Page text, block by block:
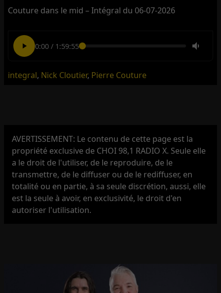
Couture dans le mid – Intégral du 06-07-2026
0:00/ 1:59:55
integral, Nick Cloutier, Pierre Couture
AVERTISSEMENT: Le contenu de cette page est la
propriété exclusive de CHOI 98,1 RADIO X. Seule elle
a le droit de l'utiliser, de le reproduire, de le
transmettre, de le diffuser ou de le rediffuser, en
totalité ou en partie, à sa seule discrétion, aussi, elle
est la seule à avoir, en exclusivité, le droit d'en
autoriser l'utilisation.